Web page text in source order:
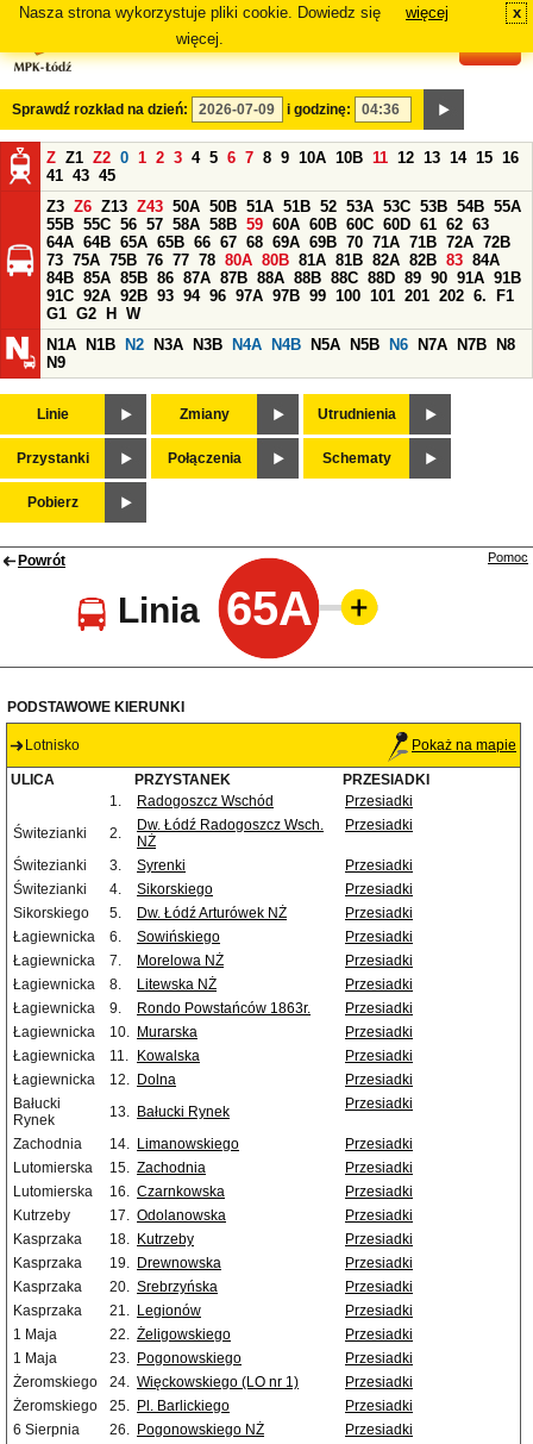
Nasza strona wykorzystuje pliki cookie. Dowiedz się
więcej.
więcej x
Sprawdź rozkład na dzień: i godzinę:
Z Z1 Z2 0 1 2 3 4 5 6 7 8 9 10A 10B 11 12 13 14 15 16
41 43 45
Z3 Z6 Z13 Z43 50A 50B 51A 51B 52 53A 53C 53B 54B 55A
55B 55C 56 57 58A 58B 59 60A 60B 60C 60D 61 62 63
64A 64B 65A 65B 66 67 68 69A 69B 70 71A 71B 72A 72B
73 75A 75B 76 77 78 80A 80B 81A 81B 82A 82B 83 84A
84B 85A 85B 86 87A 87B 88A 88B 88C 88D 89 90 91A 91B
91C 92A 92B 93 94 96 97A 97B 99 100 101 201 202 6.
F1
G1 G2 H
W
N1A
N1B N2 N3A N3B N4A N4B N5A N5B N6 N7A N7B
N8
N9
Linie Zmiany Utrudnienia
Przystanki Połączenia Schematy
Pobierz
Powrót
Linia 65A
Pomoc
PODSTAWOWE KIERUNKI
Lotnisko Pokaż na mapie
ULICA PRZYSTANEK
PRZESIADKI
1.
Radogoszcz Wschód
Przesiadki
Świtezianki
2.
Dw. Łódź Radogoszcz Wsch.
NŻ
Przesiadki
Świtezianki 3. Syrenki
Przesiadki
Świtezianki
4. Sikorskiego
Przesiadki
Sikorskiego
5. Dw. Łódź Arturówek NŻ
Przesiadki
Łagiewnicka
6. Sowińskiego
Przesiadki
Łagiewnicka
7. Morelowa NŻ
Przesiadki
Łagiewnicka
8. Litewska NŻ
Przesiadki
Łagiewnicka
9. Rondo Powstańców 1863r.
Przesiadki
Łagiewnicka
10. Murarska
Przesiadki
Łagiewnicka
11. Kowalska
Przesiadki
Łagiewnicka
12. Dolna
Przesiadki
Bałucki
Rynek
13. Bałucki Rynek Przesiadki
Zachodnia 14. Limanowskiego
Przesiadki
Lutomierska
15. Zachodnia
Przesiadki
Lutomierska
16. Czarnkowska
Przesiadki
Kutrzeby
17. Odolanowska
Przesiadki
Kasprzaka
18. Kutrzeby
Przesiadki
Kasprzaka
19. Drewnowska
Przesiadki
Kasprzaka
20. Srebrzyńska
Przesiadki
Kasprzaka
21. Legionów
Przesiadki
1 Maja
22. Żeligowskiego
Przesiadki
1 Maja
23. Pogonowskiego
Przesiadki
Żeromskiego
24. Więckowskiego (LO nr 1)
Przesiadki
Żeromskiego
25. Pl. Barlickiego
Przesiadki
6 Sierpnia
26. Pogonowskiego NŻ
Przesiadki